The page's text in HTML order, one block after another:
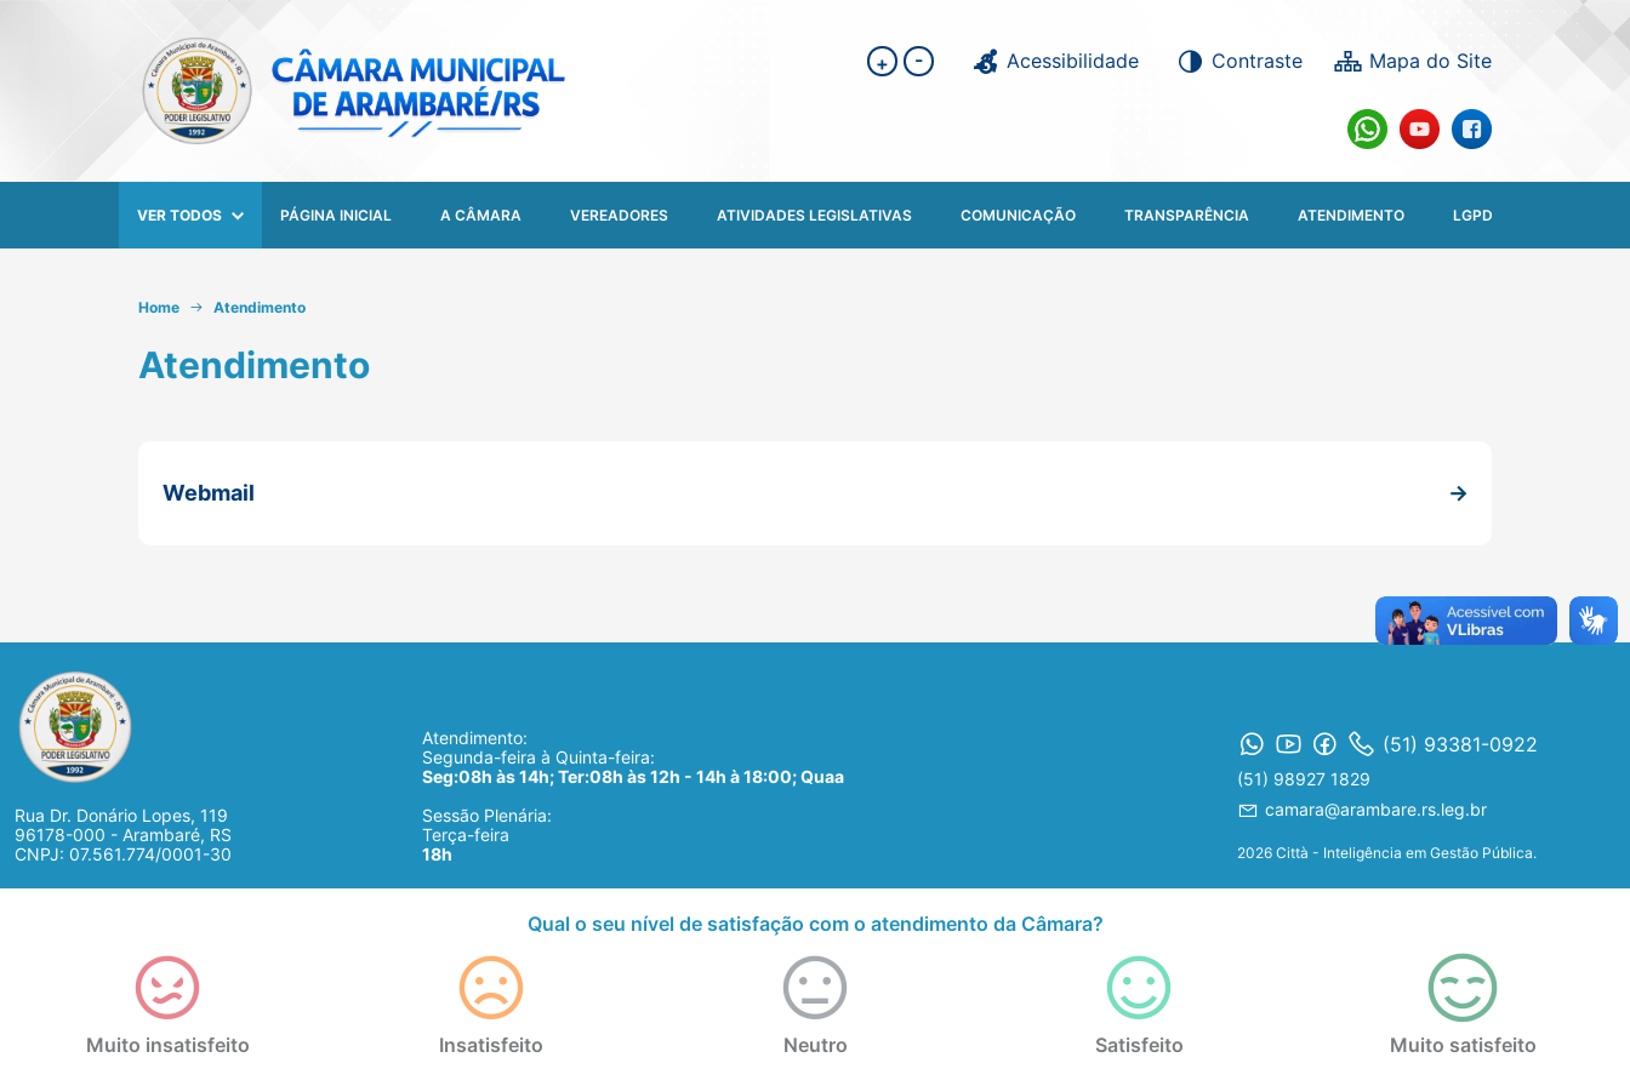
+ - Acessibilidade Contraste
VER TODOS PÁGINA INICIAL A CÂMARA VEREADORES ATIVIDADES LEGISLATIVAS COMUNICAÇÃO TRANSPARÊNCIA ATENDIMENTO LGPD
Home Atendimento
Atendimento
Webmail
Rua Dr. Donário Lopes, 119
96178-000 - Arambaré, RS
CNPJ: 07.561.774/0001-30
Atendimento:
Segunda-feira à Quinta-feira:
Seg:08h às 14h; Ter:08h às 12h - 14h à 18:00; Quaa
Sessão Plenária:
Terça-feira
18h
(51) 93381-0922
(51) 98927 1829
camara@arambare.rs.leg.br
2026 Città - Inteligência em Gestão Pública.
Qual o seu nível de satisfação com o atendimento da Câmara?
Muito insatisfeito Insatisfeito Neutro Satisfeito Muito satisfeito